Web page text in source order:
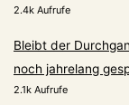
2.4k Aufrufe
Bleibt der
noch jahrelang
2.1k Aufrufe